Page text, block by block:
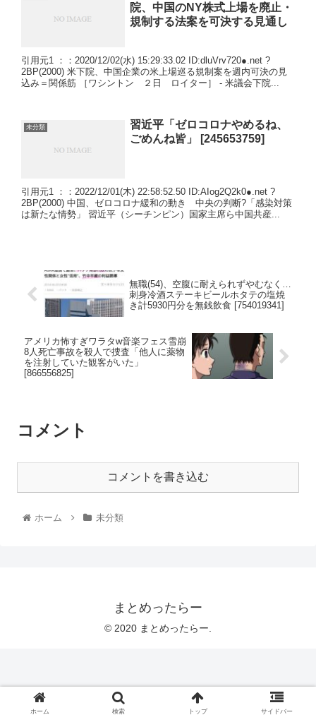
院、中国のNY株式上場を廃止・
規制する法案を可決する見通し
引用元1 ：：2020/12/02(水) 15:29:33.02 ID:dluVrv720●.net ?
2BP(2000) 米下院、中国企業の米上場巡る規制案を週内可決の見
込み＝関係筋 ［ワシントン ２日 ロイター］ - 米議会下院...
未分類
習近平「ゼロコロナやめるね、
ごめんね皆」 [245653759]
引用元1 ：：2022/12/01(木) 22:58:52.50 ID:AIog2Q2k0●.net ?
2BP(2000) 中国、ゼロコロナ緩和の動き 中央の判断?「感染対策
は新たな情勢」 習近平（シーチンピン）国家主席ら中国共産...
無職(54)、空腹に耐えられずやむなく…
刺身冷酒ステーキビールホタテの塩焼
き計5930円分を無銭飲食 [754019341]
アメリカ怖すぎワラタw音楽フェス雪崩
8人死亡事故を殺人で捜査「他人に薬物
を注射していた観客がいた」
[866556825]
コメント
コメントを書き込む
ホーム 未分類
まとめったらー
© 2020 まとめったらー.
ホーム 検索 トップ サイドバー